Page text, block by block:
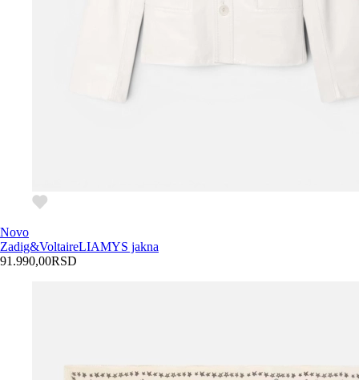
Novo
Zadig&VoltaireLIAMYS jakna
91.990,00RSD